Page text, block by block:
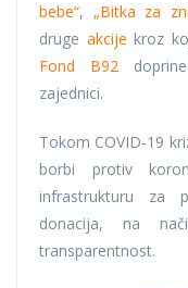
bebe“, „Bitka za
druge akcije kroz
Fond B92
zajednici.
Tokom COVID-19
borbi protiv
infrastrukturu za
donacija, na
transparentnost.